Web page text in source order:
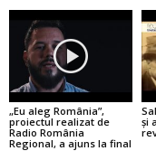
„Eu aleg România”,
proiectul realizat de
Radio România
Regional, a ajuns la final
şi